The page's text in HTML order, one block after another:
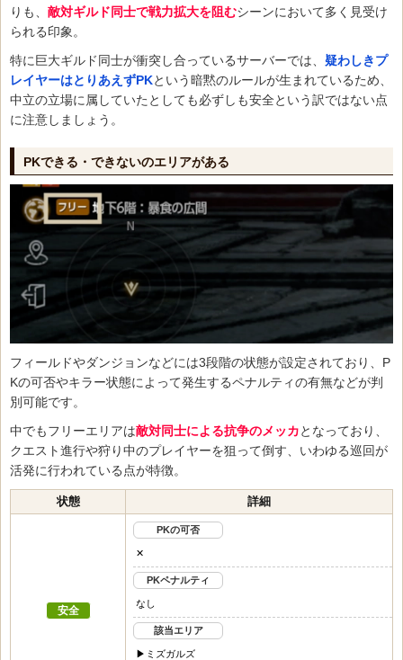
りも、 敵対ギルド同士で戦力拡大を阻むシーンにおいて多く見受け
られる印象。
特に巨大ギルド同士が衝突し合っているサーバーでは、 疑わしきプ
レイヤーはとりあえずPKという暗黙のルールが生まれているため、
中立の立場に属していたとしても必ずしも安全という訳ではない点
に注意しましょう。
PKできる・できないのエリアがある
フィールドやダンジョンなどには3段階の状態が設定されており、P
Kの可否やキラー状態によって発生するペナルティの有無などが判
別可能です。
中でもフリーエリアは敵対同士による抗争のメッカとなっており、
クエスト進行や狩り中のプレイヤーを狙って倒す、いわゆる巡回が
活発に行われている点が特徴。
状態 詳細
安全
PKの可否
✕
PKペナルティ
なし
該当エリア
▶︎ミズガルズ